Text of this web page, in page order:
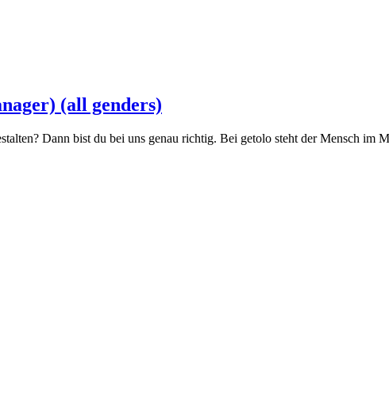
(all genders)
Dann bist du bei uns genau richtig. Bei getolo steht der Mensch im